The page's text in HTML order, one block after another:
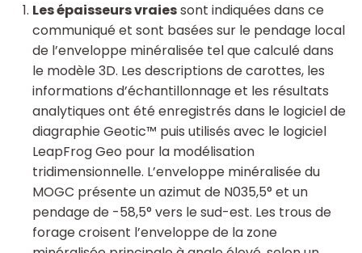
Les épaisseurs vraiessont indiquées dans ce
communiqué et sont basées sur le pendage local
de l’enveloppe minéralisée tel que calculé dans
le modèle 3D. Les descriptions de carottes, les
informations d’échantillonnage et les résultats
analytiques ont été enregistrés dans le logiciel de
diagraphie Geotic™ puis utilisés avec le logiciel
LeapFrog Geo pour la modélisation
tridimensionnelle. L’enveloppe minéralisée du
MOGC présente un azimut de N035,5° et un
pendage de -58,5° vers le sud-est. Les trous de
forage croisent l’enveloppe de la zone